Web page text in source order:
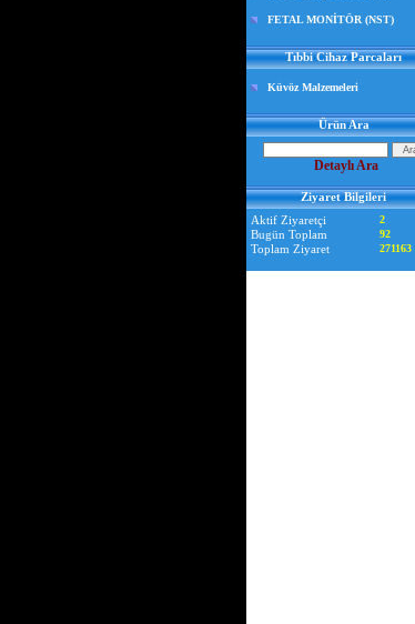
FETAL MONİTÖR (NST)
Tıbbi Cihaz Parcaları
Küvöz Malzemeleri
Ürün Ara
Detaylı Ara
Ziyaret Bilgileri
Aktif Ziyaretçi
2
Bugün Toplam 92
Toplam Ziyaret 271163